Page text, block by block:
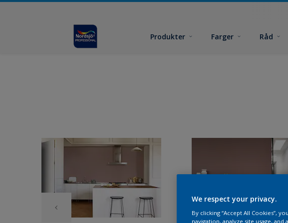
Produkter Farger Råd
We respect your privacy.
By clicking “Accept All Cookies”,
navigation, analyze site usage,